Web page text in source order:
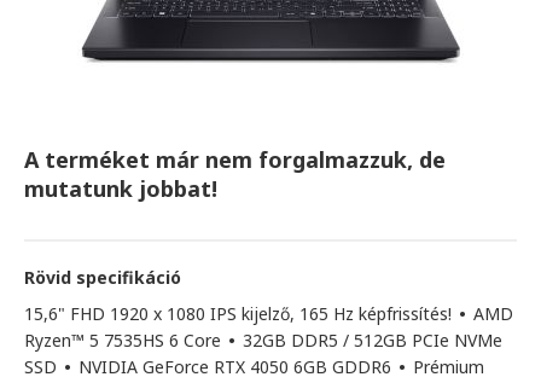
A terméket már nem forgalmazzuk, de
mutatunk jobbat!
Rövid specifikáció
15,6" FHD 1920 x 1080 IPS kijelző, 165 Hz képfrissítés! • AMD
Ryzen™ 5 7535HS 6 Core • 32GB DDR5 / 512GB PCIe NVMe
SSD • NVIDIA GeForce RTX 4050 6GB GDDR6 • Prémium